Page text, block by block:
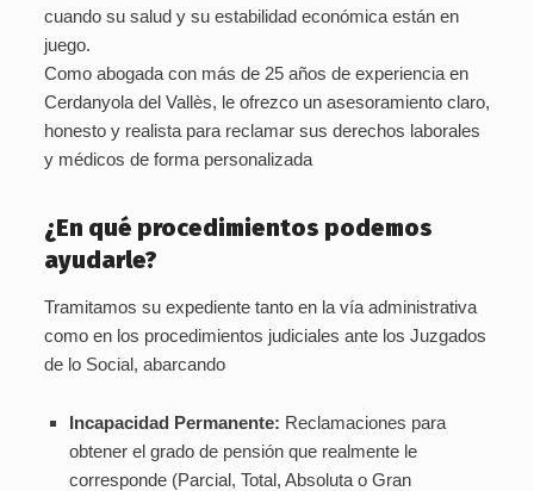
cuando su salud y su estabilidad económica están en
juego.
Como abogada con más de 25 años de experiencia en
Cerdanyola del Vallès, le ofrezco un asesoramiento claro,
honesto y realista para reclamar sus derechos laborales
y médicos de forma personalizada
¿En qué procedimientos podemos
ayudarle?
Tramitamos su expediente tanto en la vía administrativa
como en los procedimientos judiciales ante los Juzgados
de lo Social, abarcando
Incapacidad Permanente: Reclamaciones para
obtener el grado de pensión que realmente le
corresponde (Parcial, Total, Absoluta o Gran